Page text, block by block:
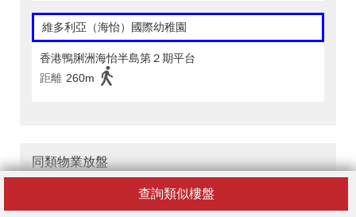
查詢類似樓盤
維多利亞（海怡）國際幼稚園
香港鴨脷洲海怡半島第２期平台
距離 260m
同類物業放盤